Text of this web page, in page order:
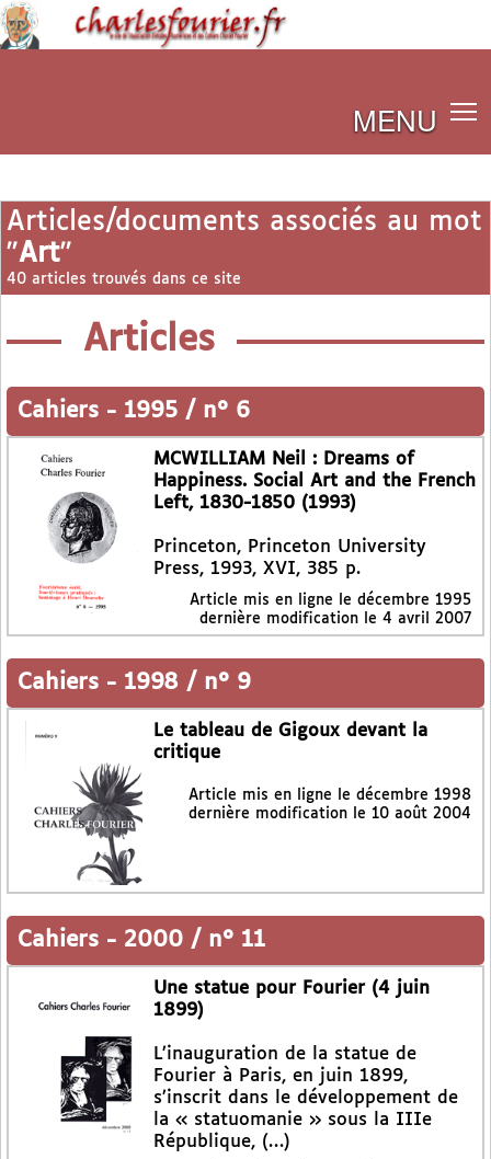
MENU
Articles/documents associés au mot
"Art"
40 articles trouvés dans ce site
Articles
Cahiers - 1995 / n° 6
MCWILLIAM Neil : Dreams of
Happiness. Social Art and the French
Left, 1830-1850 (1993)
Princeton, Princeton University
Press, 1993, XVI, 385 p.
Article mis en ligne le décembre 1995
dernière modification le 4 avril 2007
Cahiers - 1998 / n° 9
Le tableau de Gigoux devant la
critique
Article mis en ligne le décembre 1998
dernière modification le 10 août 2004
Cahiers - 2000 / n° 11
Une statue pour Fourier (4 juin
1899)
L’inauguration de la statue de
Fourier à Paris, en juin 1899,
s’inscrit dans le développement de
la « statuomanie » sous la IIIe
République, (…)